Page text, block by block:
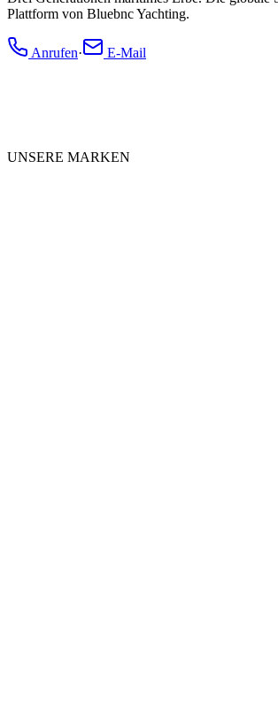
Plattform von Bluebnc Yachting.
Anrufen· E-Mail
UNSERE MARKEN